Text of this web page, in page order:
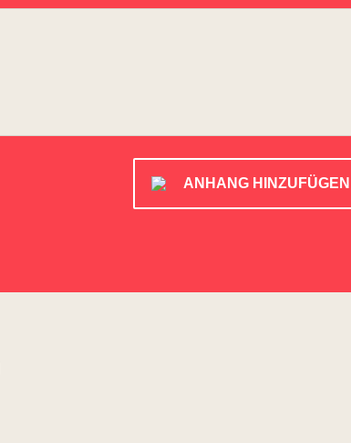
ANHANG HINZUFÜGEN